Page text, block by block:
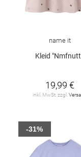
name it
Kleid
19,99 €
inkl. MwSt. zzgl.
-31%